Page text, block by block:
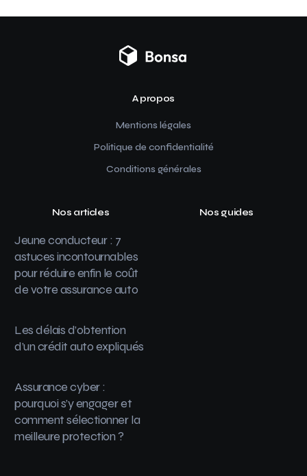
A propos
Mentions légales
Politique de confidentialité
Conditions générales
Nos articles
Jeune conducteur : 7
astuces incontournables
pour réduire enfin le coût
de votre assurance auto
Les délais d’obtention
d’un crédit auto expliqués
Assurance cyber :
pourquoi s’y engager et
comment sélectionner la
meilleure protection ?
Nos guides